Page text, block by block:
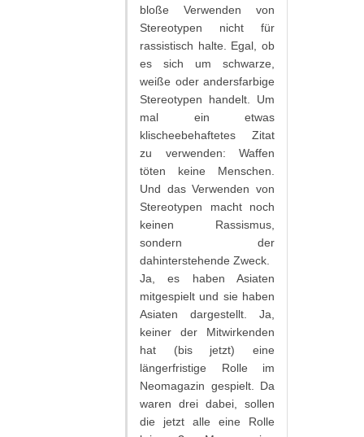
bloße Verwenden von
Stereotypen nicht für
rassistisch halte. Egal, ob
es sich um schwarze,
weiße oder andersfarbige
Stereotypen handelt. Um
mal ein etwas
klischeebehaftetes Zitat
zu verwenden: Waffen
töten keine Menschen.
Und das Verwenden von
Stereotypen macht noch
keinen Rassismus,
sondern der
dahinterstehende Zweck.
Ja, es haben Asiaten
mitgespielt und sie haben
Asiaten dargestellt. Ja,
keiner der Mitwirkenden
hat (bis jetzt) eine
längerfristige Rolle im
Neomagazin gespielt. Da
waren drei dabei, sollen
die jetzt alle eine Rolle